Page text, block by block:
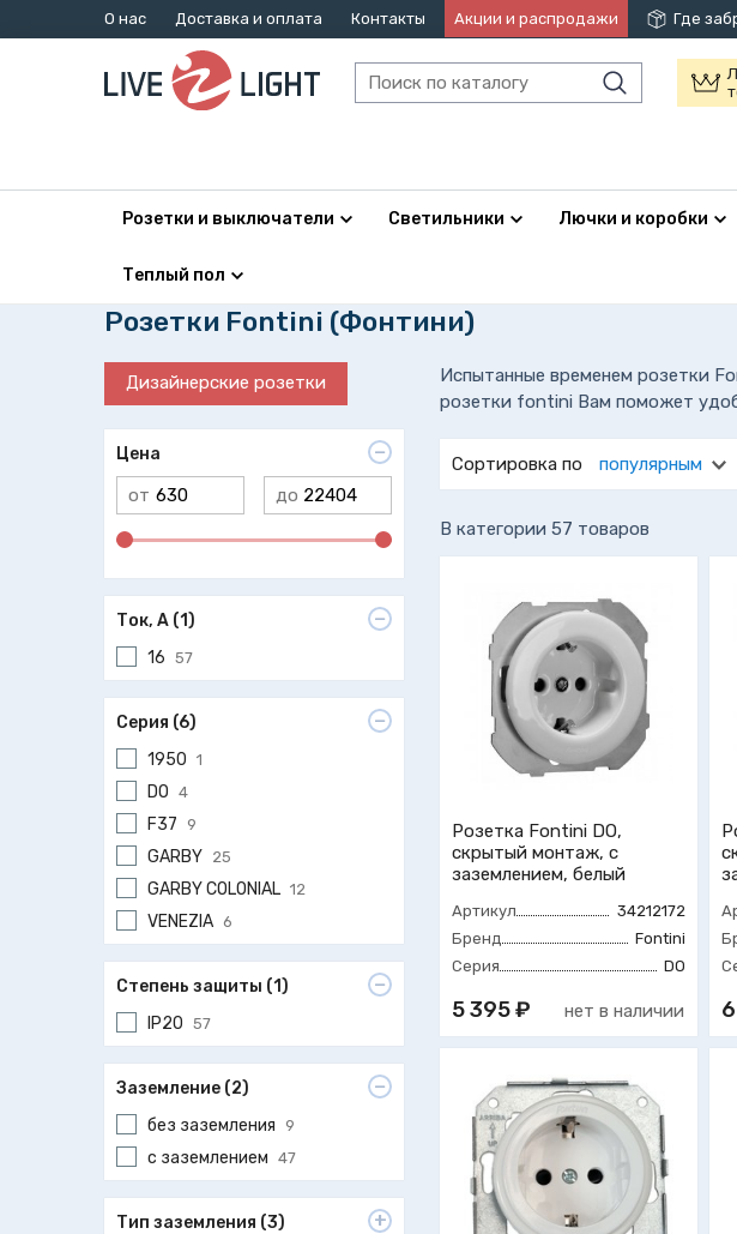
О нас Доставка и оплата Контакты Акции и распродажи Где
Розетки и выключатели Светильники Лючки и коробки
Теплый пол
Розетки Fontini (Фонтини)
Дизайнерские розетки
Цена
от до
Ток, А (1)
16 57
Серия (6)
1950 1
DO 4
F37 9
GARBY 25
GARBY COLONIAL 12
VENEZIA 6
Степень защиты (1)
IP20 57
Заземление (2)
без заземления
9
с заземлением 47
Тип заземления (3)
Испытанные временем розетки
розетки fontini Вам поможет
Сортировка по популярным
В категории 57 товаров
Розетка Fontini DO,
скрытый монтаж, с
заземлением, белый
Артикул
34212172
Бренд
Fontini
Серия
DO
5 395 ₽ нет в наличии